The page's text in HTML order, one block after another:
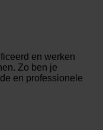
en werken
Zo ben je
en professionele